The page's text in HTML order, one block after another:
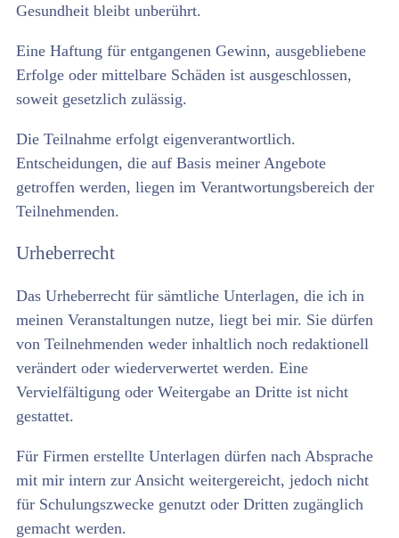
Gesundheit bleibt unberührt.
Eine Haftung für entgangenen Gewinn, ausgebliebene
Erfolge oder mittelbare Schäden ist ausgeschlossen,
soweit gesetzlich zulässig.
Die Teilnahme erfolgt eigenverantwortlich.
Entscheidungen, die auf Basis meiner Angebote
getroffen werden, liegen im Verantwortungsbereich der
Teilnehmenden.
Urheberrecht
Das Urheberrecht für sämtliche Unterlagen, die ich in
meinen Veranstaltungen nutze, liegt bei mir. Sie dürfen
von Teilnehmenden weder inhaltlich noch redaktionell
verändert oder wiederverwertet werden. Eine
Vervielfältigung oder Weitergabe an Dritte ist nicht
gestattet.
Für Firmen erstellte Unterlagen dürfen nach Absprache
mit mir intern zur Ansicht weitergereicht, jedoch nicht
für Schulungszwecke genutzt oder Dritten zugänglich
gemacht werden.